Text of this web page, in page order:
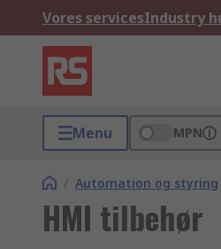
Vores servicesIndustry
Menu MPN
/ Automation og styring
HMI tilbehør